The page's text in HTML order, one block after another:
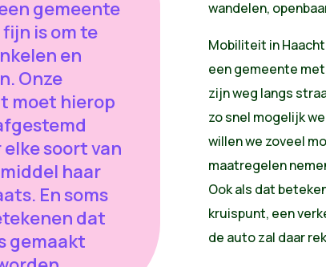
gemeente
is om te
en
Onze
moet hierop
soort van
haar
En soms
dat
gemaakt
wandelen,
Mobiliteit in
een gemeente
zijn weg langs
zo snel mogelijk
willen we zoveel
maatregelen
Ook als dat
kruispunt, een
de auto zal daar